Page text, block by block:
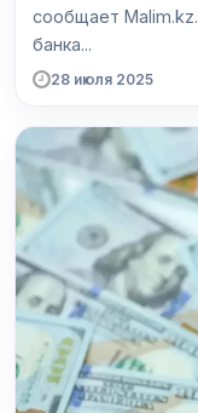
сообщает Malim.kz. Согласно данным Национального
банка...
28 июля 2025